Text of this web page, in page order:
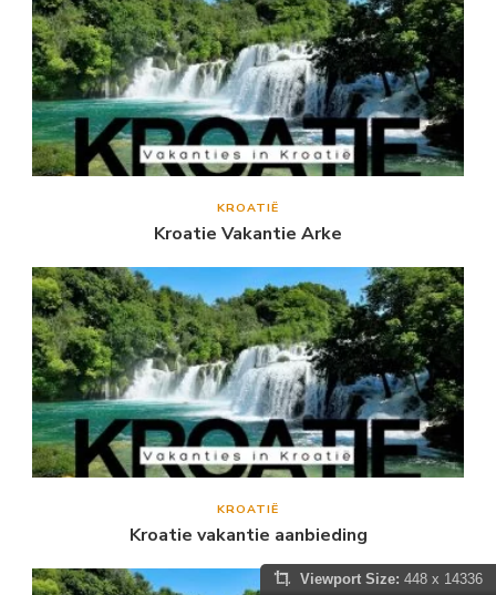
KROATIË
Kroatie Vakantie Arke
KROATIË
Kroatie vakantie aanbieding
Viewport Size: 448 x 14336